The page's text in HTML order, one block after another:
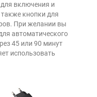
включения и
кнопки для
При желании вы
автоматического
45 или 90 минут
использовать